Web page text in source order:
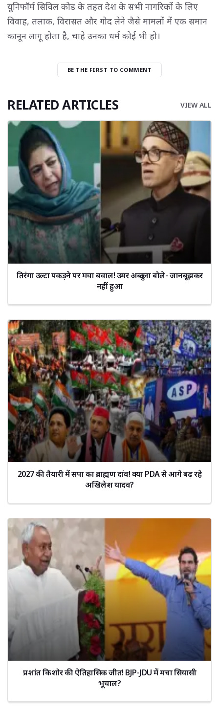
यूनिफॉर्म सिविल कोड के तहत देश के सभी नागरिकों के लिए
विवाह, तलाक, विरासत और गोद लेने जैसे मामलों में एक समान
कानून लागू होता है, चाहे उनका धर्म कोई भी हो।
BE THE FIRST TO COMMENT
RELATED ARTICLES VIEW ALL
तिरंगा उल्टा पकड़ने पर मचा बवाल! उमर अब्दुल्ला बोले- जानबूझकर
नहीं हुआ
2027 की तैयारी में सपा का ब्राह्मण दांव! क्या PDA से आगे बढ़ रहे
अखिलेश यादव?
प्रशांत किशोर की ऐतिहासिक जीत! BJP-JDU में मचा सियासी
भूचाल?